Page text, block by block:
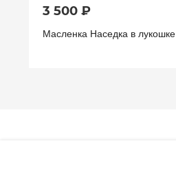
3 500 ₽
Масленка Наседка в лукошке